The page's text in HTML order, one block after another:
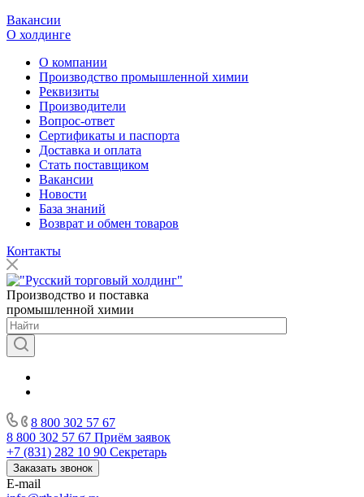
Вакансии
О холдинге
О компании
Производство промышленной химии
Реквизиты
Производители
Вопрос-ответ
Сертификаты и паспорта
Доставка и оплата
Стать поставщиком
Вакансии
Новости
База знаний
Возврат и обмен товаров
Контакты
Производство и поставка
промышленной химии
8 800 302 57 67
8 800 302 57 67 Приём заявок
+7 (831) 282 10 90 Секретарь
Заказать звонок
E-mail